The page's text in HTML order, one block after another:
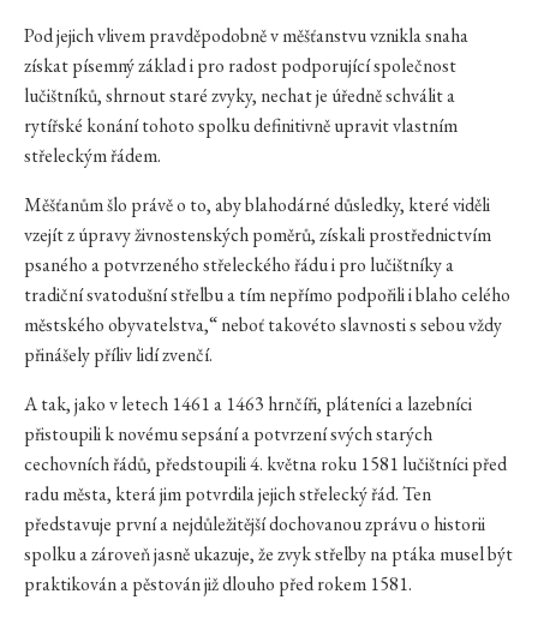
Pod jejich vlivem pravděpodobně v měšťanstvu vznikla snaha
získat písemný základ i pro radost podporující společnost
lučištníků, shrnout staré zvyky, nechat je úředně schválit a
rytířské konání tohoto spolku definitivně upravit vlastním
střeleckým řádem.
Měšťanům šlo právě o to, aby blahodárné důsledky, které viděli
vzejít z úpravy živnostenských poměrů, získali prostřednictvím
psaného a potvrzeného střeleckého řádu i pro lučištníky a
tradiční svatodušní střelbu a tím nepřímo podpořili i blaho celého
městského obyvatelstva,“ neboť takovéto slavnosti s sebou vždy
přinášely příliv lidí zvenčí.
A tak, jako v letech 1461 a 1463 hrnčíři, pláteníci a lazebníci
přistoupili k novému sepsání a potvrzení svých starých
cechovních řádů, předstoupili 4. května roku 1581 lučištníci před
radu města, která jim potvrdila jejich střelecký řád. Ten
představuje první a nejdůležitější dochovanou zprávu o historii
spolku a zároveň jasně ukazuje, že zvyk střelby na ptáka musel být
praktikován a pěstován již dlouho před rokem 1581.